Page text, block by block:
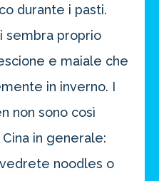
durante i pasti.
sembra proprio
e maiale che
in inverno. I
non sono così
in generale:
noodles o